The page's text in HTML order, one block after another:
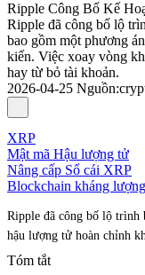
Ripple Công Bố Kế
Ripple đã công bố lộ
bao gồm một phương
kiến. Việc xoay vòng
hay từ bỏ tài khoản.
2026-04-25 Nguồn:
XRP
Mật mã Hậu lượng tử
Nâng cấp Sổ cái XRP
Blockchain kháng
Ripple đã công bố lộ trình
hậu lượng tử hoàn chỉnh
Tóm tắt